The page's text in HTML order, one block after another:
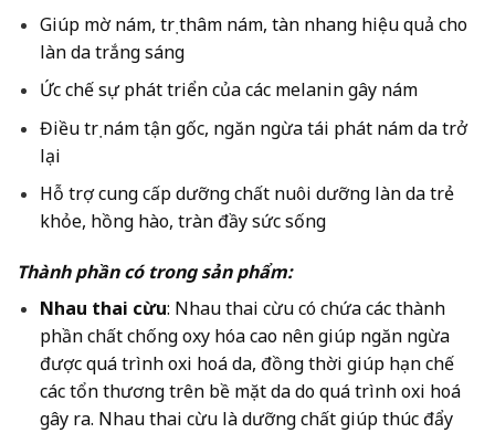
Giúp mờ nám, trị thâm nám, tàn nhang hiệu quả cho
làn da trắng sáng
Ức chế sự phát triển của các melanin gây nám
Điều trị nám tận gốc, ngăn ngừa tái phát nám da trở
lại
Hỗ trợ cung cấp dưỡng chất nuôi dưỡng làn da trẻ
khỏe, hồng hào, tràn đầy sức sống
Thành phần có trong sản phẩm:
Nhau thai cừu: Nhau thai cừu có chứa các thành
phần chất chống oxy hóa cao nên giúp ngăn ngừa
được quá trình oxi hoá da, đồng thời giúp hạn chế
các tổn thương trên bề mặt da do quá trình oxi hoá
gây ra. Nhau thai cừu là dưỡng chất giúp thúc đẩy